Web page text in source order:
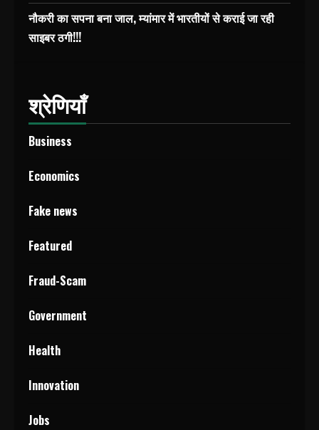
नौकरी का सपना बना जाल, म्यांमार में भारतीयों से कराई जा रही
साइबर ठगी!!!
श्रेणियाँ
Business
Economics
Fake news
Featured
Fraud-Scam
Government
Health
Innovation
Jobs